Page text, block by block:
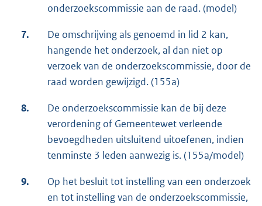
onderzoekscommissie aan de raad. (model)
7.
De omschrijving als genoemd in lid 2 kan,
hangende het onderzoek, al dan niet op
verzoek van de onderzoekscommissie, door de
raad worden gewijzigd. (155a)
8.
De onderzoekscommissie kan de bij deze
verordening of Gemeentewet verleende
bevoegdheden uitsluitend uitoefenen, indien
tenminste 3 leden aanwezig is. (155a/model)
9.
Op het besluit tot instelling van een onderzoek
en tot instelling van de onderzoekscommissie,